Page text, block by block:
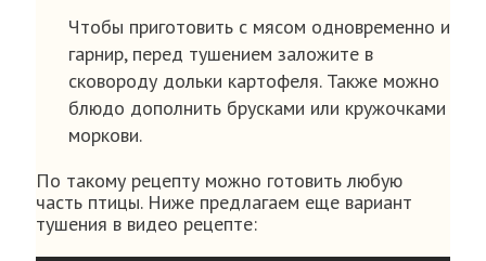
Чтобы приготовить с мясом одновременно и
гарнир, перед тушением заложите в
сковороду дольки картофеля. Также можно
блюдо дополнить брусками или кружочками
моркови.
По такому рецепту можно готовить любую
часть птицы. Ниже предлагаем еще вариант
тушения в видео рецепте: